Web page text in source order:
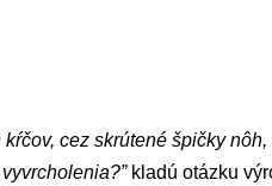
cez skrútené špičky
kladú otázku